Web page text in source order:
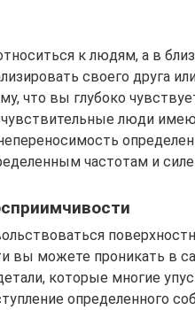
к людям, а в
своего друга
что вы глубоко
люди
частотам и силе
вы можете проникать в
которые многие
определенного